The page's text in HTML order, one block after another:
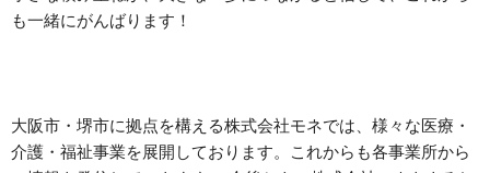
も一緒にがんばります！
大阪市・堺市に拠点を構える株式会社モネでは、様々な医療・
介護・福祉事業を展開しております。これからも各事業所から